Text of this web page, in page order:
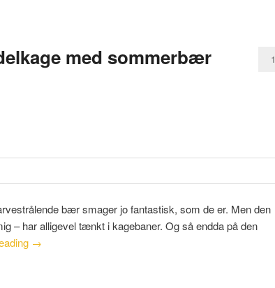
med sommerbær 1
bær smager jo fantastisk, som de er. Men den
– har alligevel tænkt i kagebaner. Og så endda på den
→